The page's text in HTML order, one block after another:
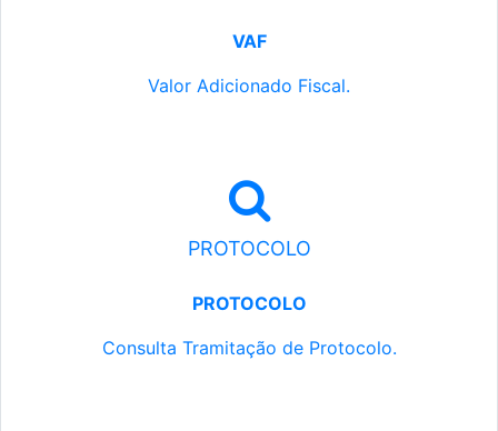
VAF
Valor Adicionado Fiscal.
PROTOCOLO
PROTOCOLO
Consulta Tramitação de Protocolo.